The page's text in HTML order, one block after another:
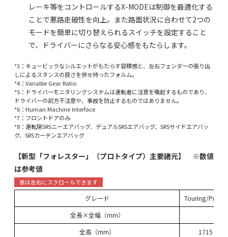
レーキ等をコントロールするX-MODEは制御を最適化する
ことで悪路走破性を向上。また路面状況に合わせて2つの
モードを簡単に切り替えられるスイッチを設定すること
で、ドライバーにさらなる安心感をもたらします。
*3：キュービックなシルエットがもたらす容積感と、左右フェンダーの張り出
しによるスタンスの良さを併せ持ったフォルム。
*4：Variable Gear Ratio
*5：ドライバーモニタリングシステムは運転者に注意を喚起するものであり、
ドライバーの前方不注意や、事故を防止するものではありません。
*6：Human Machine Interface
*7：フロントドアのみ
*8：運転席SRSニーエアバッグ、デュアルSRSエアバッグ、SRSサイドエアバッ
グ、SRSカーテンエアバッグ
【新型「フォレスター」（プロトタイプ）主要諸元】 ※数値
は参考値
グレード
Touring/
全長×全幅（mm）
全高（mm）
1715（X-